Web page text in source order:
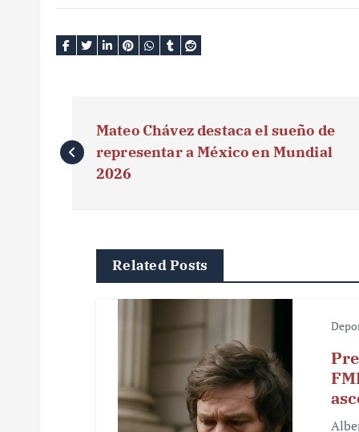
a
Mateo Chávez destaca el sueño de
representar a México en Mundial
2026
Related Posts